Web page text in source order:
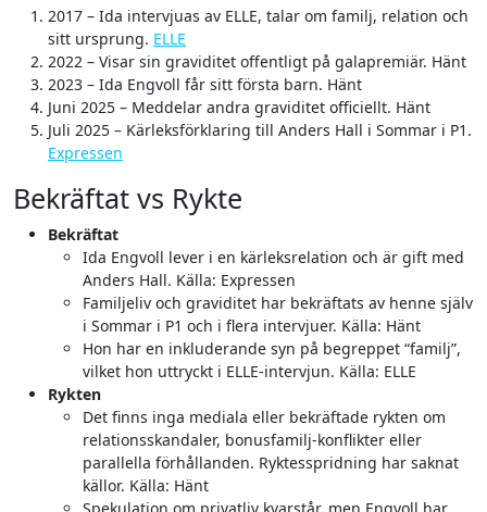
2017 – Ida intervjuas av ELLE, talar om familj, relation och
sitt ursprung. ELLE
2022 – Visar sin graviditet offentligt på galapremiär. Hänt
2023 – Ida Engvoll får sitt första barn. Hänt
Juni 2025 – Meddelar andra graviditet officiellt. Hänt
Juli 2025 – Kärleksförklaring till Anders Hall i Sommar i P1.
Expressen
Bekräftat vs Rykte
Bekräftat
Ida Engvoll lever i en kärleksrelation och är gift med
Anders Hall. Källa: Expressen
Familjeliv och graviditet har bekräftats av henne själv
i Sommar i P1 och i flera intervjuer. Källa: Hänt
Hon har en inkluderande syn på begreppet “familj”,
vilket hon uttryckt i ELLE-intervjun. Källa: ELLE
Rykten
Det finns inga mediala eller bekräftade rykten om
relationsskandaler, bonusfamilj-konflikter eller
parallella förhållanden. Ryktesspridning har saknat
källor. Källa: Hänt